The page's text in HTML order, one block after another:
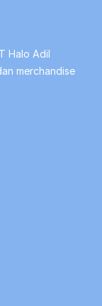
Halo Adil
merchandise